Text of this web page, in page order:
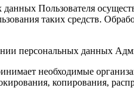
Пользователя
таких средств.
персональных данных
необходимые
копирования,